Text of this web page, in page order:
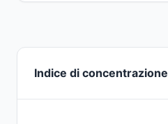
Indice di concentrazione